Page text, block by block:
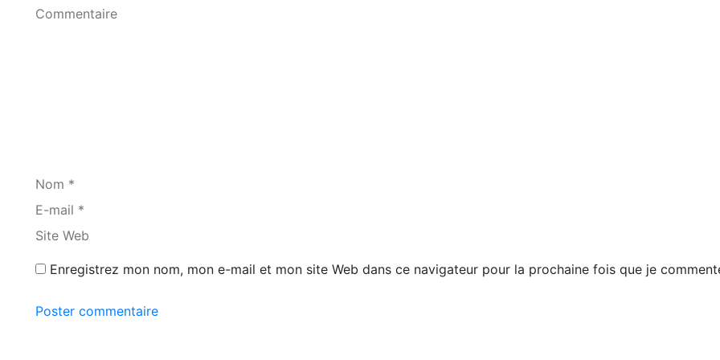
Commentaire
Nom *
E-mail *
Site Web
Enregistrez mon nom, mon e-mail et mon site Web dans ce navigateur pour la prochaine fois que je
Poster commentaire